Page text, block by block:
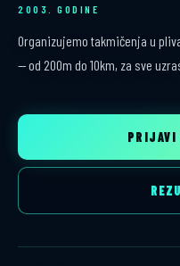
2003. GODINE
Organizujemo takmičenja u
— od 200m do 10km, za sve